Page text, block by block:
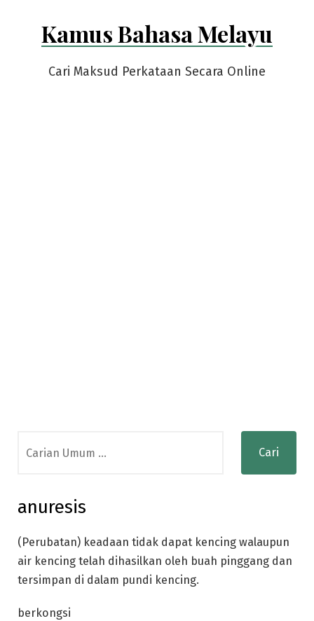
Kamus Bahasa Melayu
Cari Maksud Perkataan Secara Online
for:
anuresis
(Perubatan) keadaan tidak dapat kencing walaupun
air kencing telah dihasilkan oleh buah pinggang dan
tersimpan di dalam pundi kencing.
berkongsi